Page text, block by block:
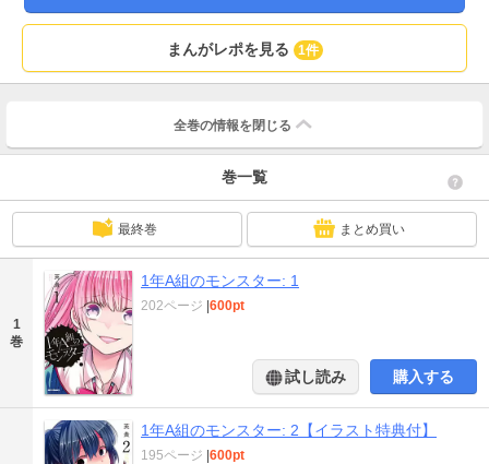
まんがレポを見る 1件
全巻の情報を 閉じる
巻一覧
最終巻 まとめ買い
1
巻
1年A組のモンスター: 1
202ページ |600pt
試し読み 購入する
1年A組のモンスター: 2【イラスト特典付】
195ページ |600pt